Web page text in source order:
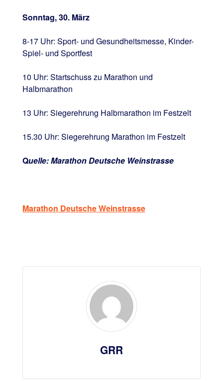
Sonntag, 30. März
8-17 Uhr: Sport- und Gesundheitsmesse, Kinder-
Spiel- und Sportfest
10 Uhr: Startschuss zu Marathon und
Halbmarathon
13 Uhr: Siegerehrung Halbmarathon im Festzelt
15.30 Uhr: Siegerehrung Marathon im Festzelt
Quelle:Marathon Deutsche Weinstrasse
Marathon Deutsche Weinstrasse
GRR